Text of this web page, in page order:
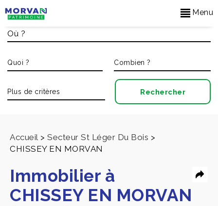
Menu
Accueil > Secteur St Léger Du Bois >
CHISSEY EN MORVAN
Immobilier à
CHISSEY EN MORVAN